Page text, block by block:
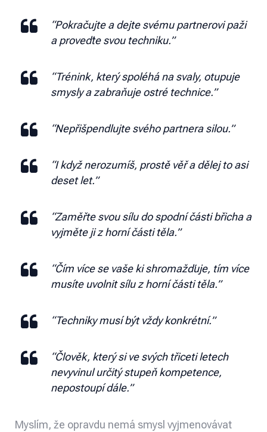
“Pokračujte a dejte svému partnerovi paži
a proveďte svou techniku.”
“Trénink, který spoléhá na svaly, otupuje
smysly a zabraňuje ostré technice.”
“Nepřišpendlujte svého partnera silou.”
“I když nerozumíš, prostě věř a dělej to asi
deset let.”
“Zaměřte svou sílu do spodní části břicha a
vyjměte ji z horní části těla.”
“Čím více se vaše ki shromažďuje, tím více
musíte uvolnit sílu z horní části těla.”
“Techniky musí být vždy konkrétní.”
“Člověk, který si ve svých třiceti letech
nevyvinul určitý stupeň kompetence,
nepostoupí dále.”
Myslím, že opravdu nemá smysl vyjmenovávat